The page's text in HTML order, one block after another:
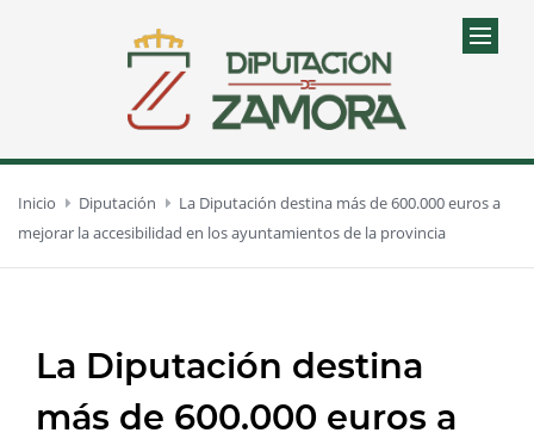
Inicio Diputación
La Diputación destina más de 600.000 euros a
mejorar la accesibilidad en los ayuntamientos de la provincia
La Diputación destina
más de 600.000 euros a